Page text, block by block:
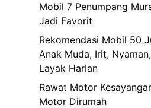
Mobil 7 Penumpang
Jadi Favorit
Rekomendasi Mobil 50
Anak Muda, Irit,
Layak Harian
Rawat Motor
Motor Dirumah